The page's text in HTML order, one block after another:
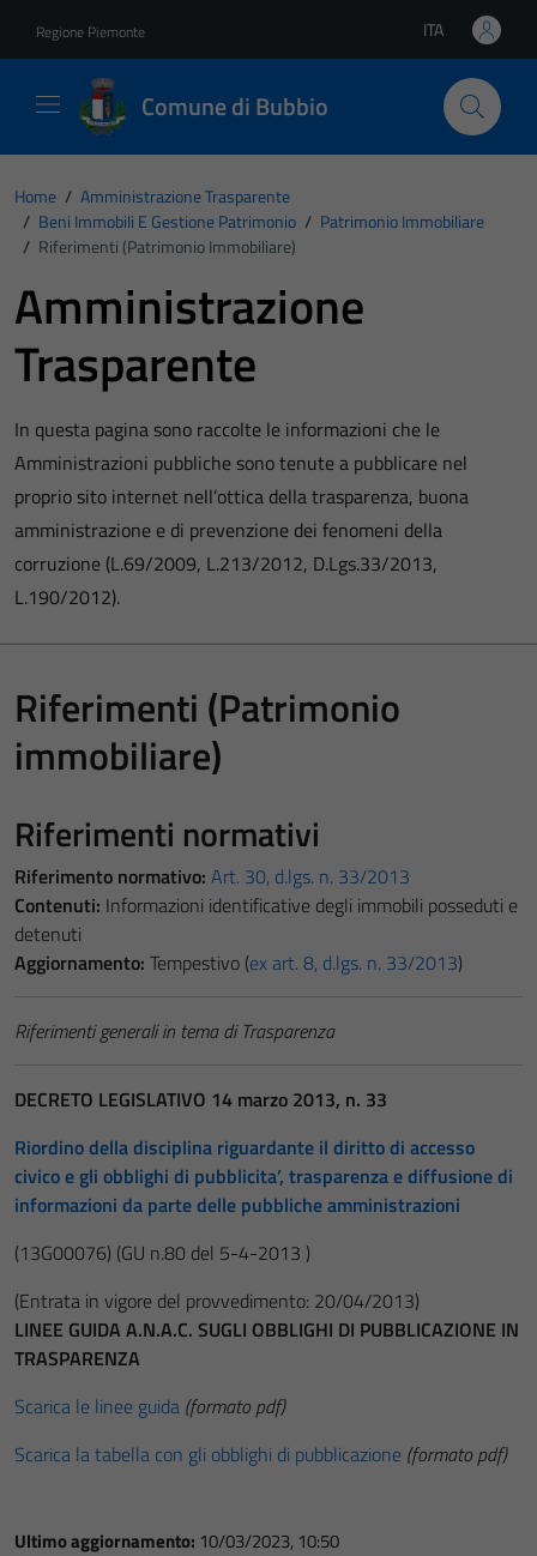
Regione Piemonte Lingua attiva:
ITA
Comune di Bubbio
Home / Amministrazione Trasparente
/ Beni Immobili E Gestione Patrimonio / Patrimonio Immobiliare
/ Riferimenti (Patrimonio Immobiliare)
Amministrazione
Trasparente
In questa pagina sono raccolte le informazioni che le
Amministrazioni pubbliche sono tenute a pubblicare nel
proprio sito internet nell’ottica della trasparenza, buona
amministrazione e di prevenzione dei fenomeni della
corruzione (L.69/2009, L.213/2012, D.Lgs.33/2013,
L.190/2012).
Riferimenti (Patrimonio
immobiliare)
Riferimenti normativi
Riferimento normativo: Art. 30, d.lgs. n. 33/2013
Contenuti: Informazioni identificative degli immobili posseduti e
detenuti
Aggiornamento: Tempestivo (ex art. 8, d.lgs. n. 33/2013)
Riferimenti generali in tema di Trasparenza
DECRETO LEGISLATIVO 14 marzo 2013, n. 33
Riordino della disciplina riguardante il diritto di accesso
civico e gli obblighi di pubblicita’, trasparenza e diffusione di
informazioni da parte delle pubbliche amministrazioni
(13G00076) (GU n.80 del 5-4-2013 )
(Entrata in vigore del provvedimento: 20/04/2013)
LINEE GUIDA A.N.A.C. SUGLI OBBLIGHI DI PUBBLICAZIONE IN
TRASPARENZA
Scarica le linee guida (formato pdf)
Scarica la tabella con gli obblighi di pubblicazione (formato pdf)
Ultimo aggiornamento: 10/03/2023, 10:50